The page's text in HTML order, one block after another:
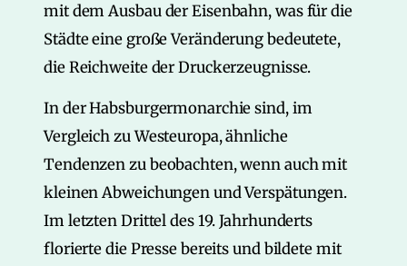
mit dem Ausbau der Eisenbahn, was für die
Städte eine große Veränderung bedeutete,
die Reichweite der Druckerzeugnisse.
In der Habsburgermonarchie sind, im
Vergleich zu Westeuropa, ähnliche
Tendenzen zu beobachten, wenn auch mit
kleinen Abweichungen und Verspätungen.
Im letzten Drittel des 19. Jahrhunderts
florierte die Presse bereits und bildete mit